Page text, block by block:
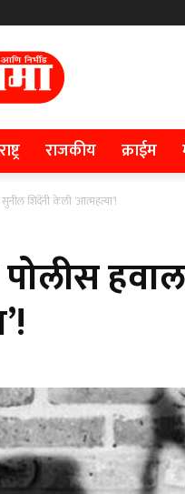
राजकीय क्राईम
शिंदेंनी केली ‘आत्महत्या’!